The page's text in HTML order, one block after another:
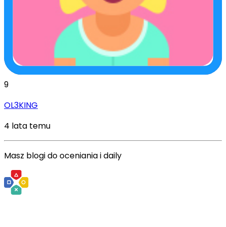
9
OL3KING
4 lata temu
Masz blogi do oceniania i daily